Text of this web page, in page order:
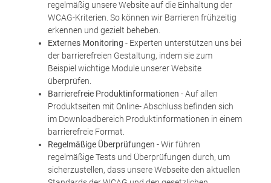
regelmäßig unsere Website auf die Einhaltung der
WCAG-Kriterien. So können wir Barrieren frühzeitig
erkennen und gezielt beheben.
Externes Monitoring - Experten unterstützen uns bei
der barrierefreien Gestaltung, indem sie zum
Beispiel wichtige Module unserer Website
überprüfen.
Barrierefreie Produktinformationen - Auf allen
Produktseiten mit Online- Abschluss befinden sich
im Downloadbereich Produktinformationen in einem
barrierefreie Format.
Regelmäßige Überprüfungen - Wir führen
regelmäßige Tests und Überprüfungen durch, um
sicherzustellen, dass unsere Webseite den aktuellen